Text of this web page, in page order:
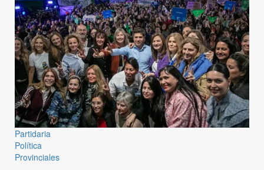
Partidaria
Política
Provinciales